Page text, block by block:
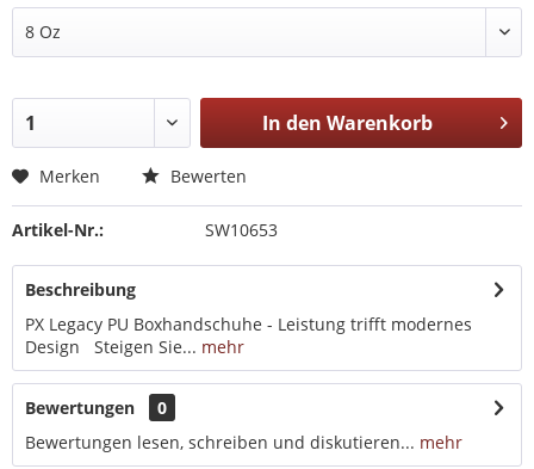
In den Warenkorb
Merken Bewerten
Artikel-Nr.: SW10653
Beschreibung
PX Legacy PU Boxhandschuhe - Leistung trifft modernes
Design Steigen Sie... mehr
Bewertungen
0
Bewertungen lesen, schreiben und diskutieren... mehr